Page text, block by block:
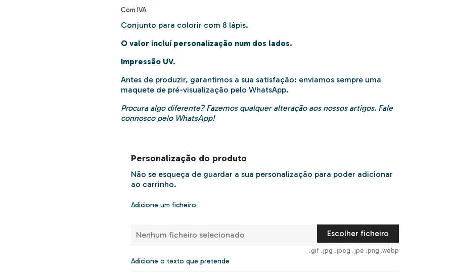
Com IVA
Conjunto para colorir com 8 lápis.
O valor incluí personalização num dos lados.
Impressão UV.
Antes de produzir, garantimos a sua satisfação: enviamos sempre uma
maquete de pré-visualização pelo WhatsApp.
Procura algo diferente? Fazemos qualquer alteração aos nossos artigos. Fale
connoscopelo WhatsApp!
Personalização do produto
Não se esqueça de guardar a sua personalização para poder adicionar
ao carrinho.
Adicione um ficheiro
Nenhum ficheiro selecionado Escolher ficheiro
.gif .jpg .jpeg .jpe .png .webp
Adicione o texto que pretende